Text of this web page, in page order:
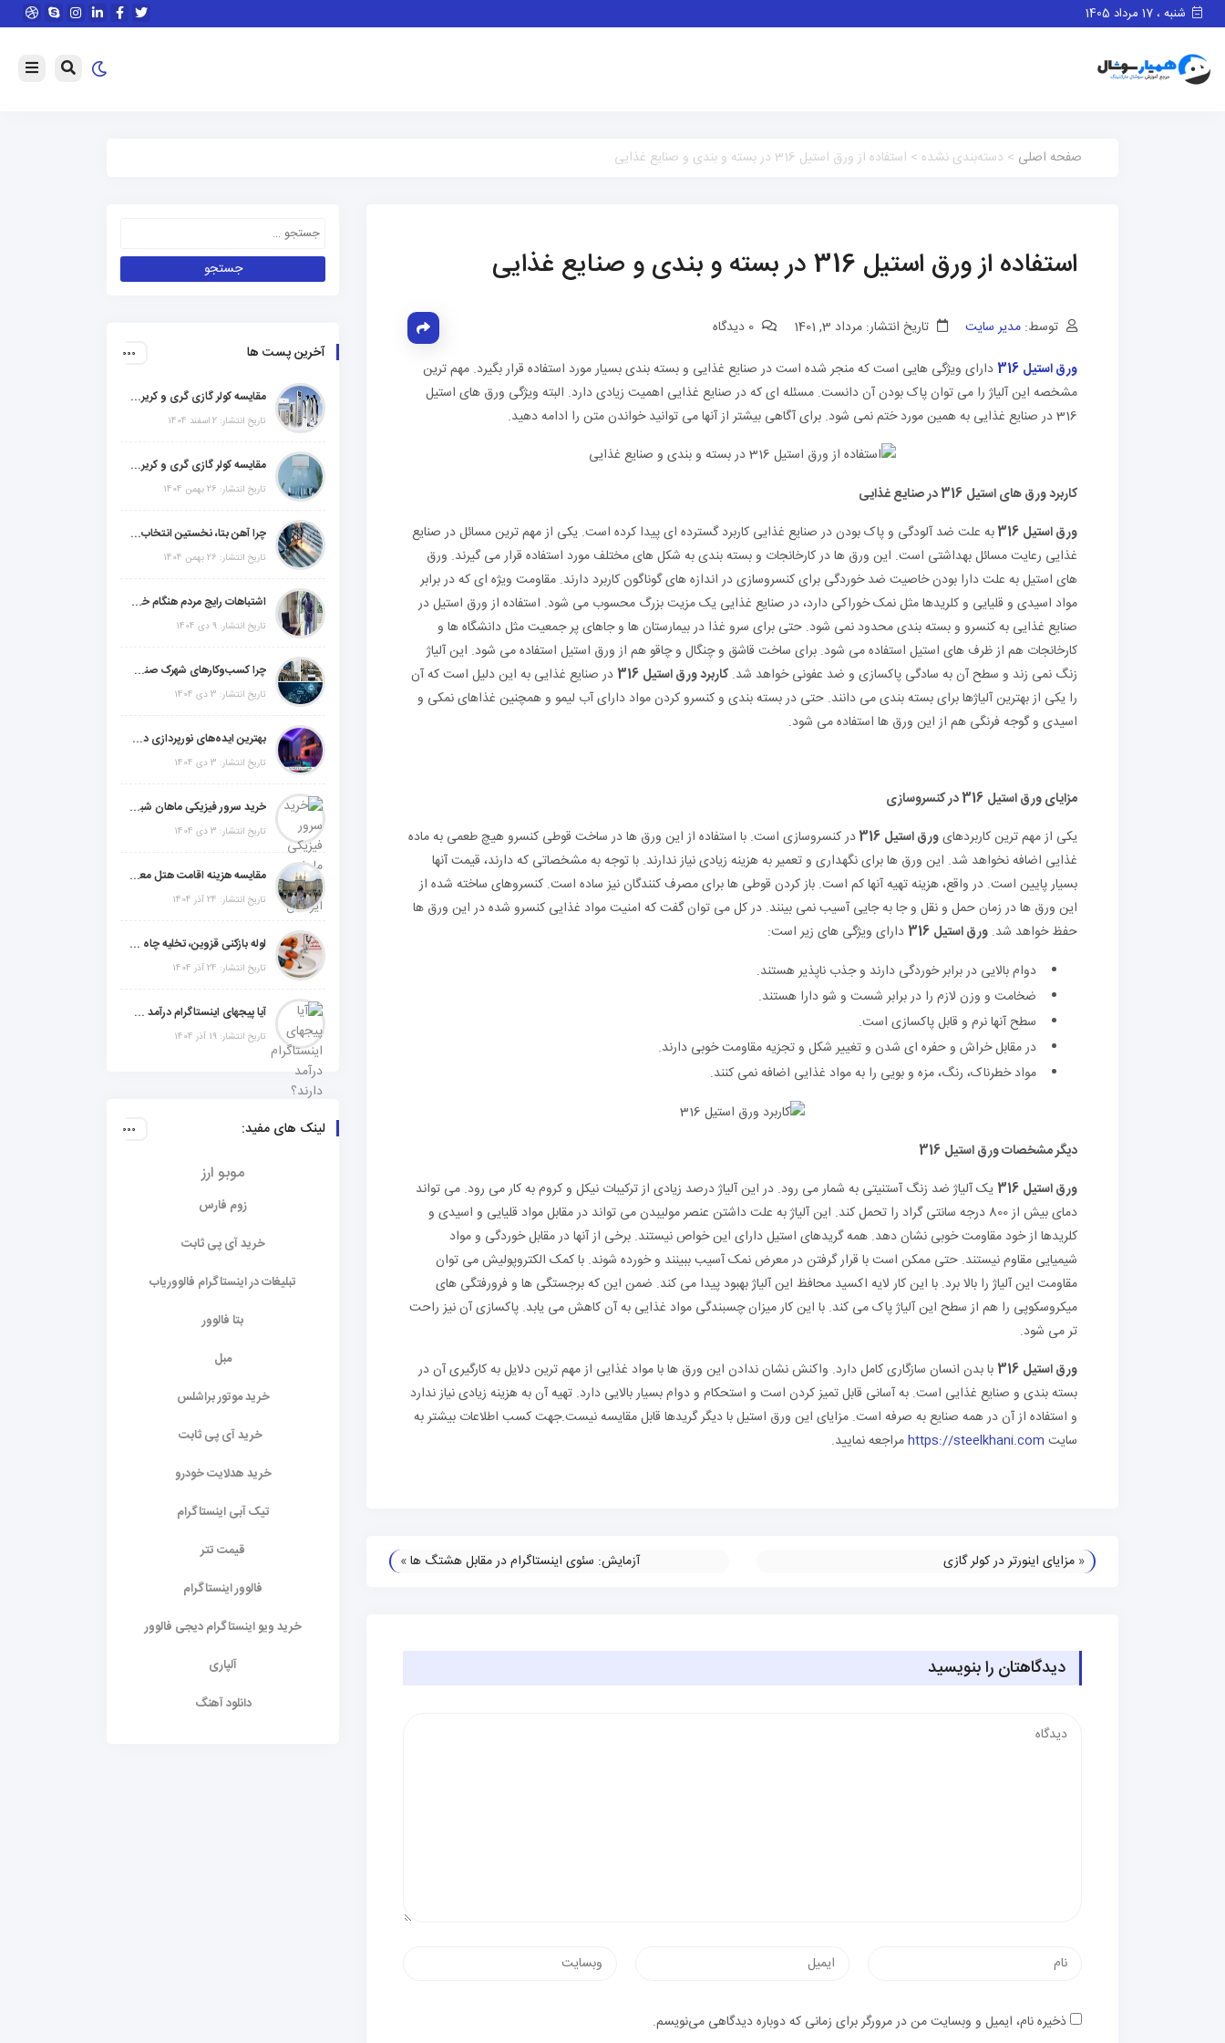
شنبه ، 17 مرداد 1405
صفحه اصلی > دسته‌بندی نشده > استفاده از ورق استیل 316 در بسته و بندی و صنایع غذایی
استفاده از ورق استیل 316 در بسته و بندی و صنایع غذایی
توسط: مدیر سایت تاریخ انتشار: مرداد 3, 1401
ورق استیل 316
دارای ویژگی هایی است که منجر شده است در صنایع غذایی و بسته بندی بسیار مورد استفاده قرار بگیرد. مهم ترین
مشخصه این آلیاژ را می توان پاک بودن آن دانست. مسئله ای که در صنایع غذایی اهمیت زیادی دارد. البته ویژگی ورق های استیل
316 در صنایع غذایی به همین مورد ختم نمی شود. برای آگاهی بیشتر از آنها می توانید خواندن متن را ادامه دهید.
کاربرد ورق های استیل 316 در صنایع غذایی
ورق استیل 316
به علت ضد آلودگی و پاک بودن در صنایع غذایی کاربرد گسترده ای پیدا کرده است. یکی از مهم ترین مسائل در صنایع
غذایی رعایت مسائل بهداشتی است. این ورق ها در کارخانجات و بسته بندی به شکل های مختلف مورد استفاده قرار می گیرند. ورق
های استیل به علت دارا بودن خاصیت ضد خوردگی برای کنسروسازی در اندازه های گوناگون کاربرد دارند. مقاومت ویژه ای که در برابر
مواد اسیدی و قلیایی و کلریدها مثل نمک خوراکی دارد، در صنایع غذایی یک مزیت بزرگ محسوب می شود. استفاده از ورق استیل در
صنایع غذایی به کنسرو و بسته بندی محدود نمی شود. حتی برای سرو غذا در بیمارستان ها و جاهای پر جمعیت مثل دانشگاه ها و
کارخانجات هم از ظرف های استیل استفاده می شود. برای ساخت قاشق و چنگال و چاقو هم از ورق استیل استفاده می شود. این آلیاژ
زنگ نمی زند و سطح آن به سادگی پاکسازی و ضد عفونی خواهد شد.کاربرد ورق استیل 316
در صنایع غذایی به این دلیل است که آن
را یکی از بهترین آلیاژها برای بسته بندی می دانند. حتی در بسته بندی و کنسرو کردن مواد دارای آب لیمو و همچنین غذاهای نمکی و
اسیدی و گوجه فرنگی هم از این ورق ها استفاده می شود.
مزایای ورق استیل 316 در کنسروسازی
یکی از مهم ترین کاربردهایورق استیل 316
در کنسروسازی است. با استفاده از این ورق ها در ساخت قوطی کنسرو هیچ طعمی به ماده
غذایی اضافه نخواهد شد. این ورق ها برای نگهداری و تعمیر به هزینه زیادی نیاز ندارند. با توجه به مشخصاتی که دارند، قیمت آنها
بسیار پایین است. در واقع، هزینه تهیه آنها کم است. باز کردن قوطی ها برای مصرف کنندگان نیز ساده است. کنسروهای ساخته شده از
این ورق ها در زمان حمل و نقل و جا به جایی آسیب نمی بینند. در کل می توان گفت که امنیت مواد غذایی کنسرو شده در این ورق ها
حفظ خواهد شد. ورق استیل 316
دارای ویژگی های زیر است:
دوام بالایی در برابر خوردگی دارند و جذب ناپذیر هستند.
ضخامت و وزن لازم را در برابر شست و شو دارا هستند.
سطح آنها نرم و قابل پاکسازی است.
در مقابل خراش و حفره ای شدن و تغییر شکل و تجزیه مقاومت خوبی دارند.
مواد خطرناک، رنگ، مزه و بویی را به مواد غذایی اضافه نمی کنند.
دیگر مشخصات ورق استیل 316
ورق استیل 316
یک آلیاژ ضد زنگ آستنیتی به شمار می رود. در این آلیاژ درصد زیادی از ترکیبات نیکل و کروم به کار می رود. می تواند
دمای بیش از 800 درجه سانتی گراد را تحمل کند. این آلیاژ به علت داشتن عنصر مولیبدن می تواند در مقابل مواد قلیایی و اسیدی و
کلریدها از خود مقاومت خوبی نشان دهد. همه گریدهای استیل دارای این خواص نیستند. برخی از آنها در مقابل خوردگی و مواد
شیمیایی مقاوم نیستند. حتی ممکن است با قرار گرفتن در معرض نمک آسیب ببینند و خورده شوند. با کمک الکتروپولیش می توان
مقاومت این آلیاژ را بالا برد. با این کار لایه اکسید محافظ این آلیاژ بهبود پیدا می کند. ضمن این که برجستگی ها و فرورفتگی های
میکروسکوپی را هم از سطح این آلیاژ پاک می کند. با این کار میزان چسبندگی مواد غذایی به آن کاهش می یابد. پاکسازی آن نیز راحت
تر می شود.
ورق استیل 316
با بدن انسان سازگاری کامل دارد. واکنش نشان ندادن این ورق ها با مواد غذایی از مهم ترین دلایل به کارگیری آن در
بسته بندی و صنایع غذایی است. به آسانی قابل تمیز کردن است و استحکام و دوام بسیار بالایی دارد. تهیه آن به هزینه زیادی نیاز ندارد
و استفاده از آن در همه صنایع به صرفه است. مزایای این ورق استیل با دیگر گریدها قابل مقایسه نیست.جهت کسب اطلاعات بیشتر به
سایت https://steelkhani.comمراجعه نمایید.
« مزایای اینورتر در کولر گازی آزمایش: سئوی اینستاگرام در مقابل هشتگ ها»
دیدگاهتان را بنویسید
ذخیره نام، ایمیل و وبسایت من در مرورگر برای زمانی که دوباره دیدگاهی می‌نویسم.
آخرین پست ها
مقایسه کولر گازی گری و کریر و ال جی و جنرال گلد و هایسنس و مدیا و اجنرال
تاریخ انتشار: 2 اسفند 1404
مقایسه کولر گازی گری و کریر و ال جی و جنرال گلد و جنرال شکار و سامسونگ و یونیوا
تاریخ انتشار: 26 بهمن 1404
چرا آهن بتا، نخستین انتخاب برای گل میخ عرشه فولادی در ایران است؟
تاریخ انتشار: 26 بهمن 1404
اشتباهات رایج مردم هنگام خرید دزدگیر منزل
تاریخ انتشار: 9 دی 1404
چرا کسب‌وکارهای شهرک صنعتی چهاردانگه فوراً به طراحی سایت نیاز دارند؟
تاریخ انتشار: 3 دی 1404
بهترین ایده‌های نورپردازی دکوراتیو با ال ای دی برای منزل، فروشگاه و دفتر کار
تاریخ انتشار: 3 دی 1404
خرید سرور فیزیکی ماهان شبکه ایرانیان
تاریخ انتشار: 3 دی 1404
مقایسه هزینه اقامت هتل معمولی، میان‌رده یا 5 ستاره در سفر زیارتی عراق
تاریخ انتشار: 24 آذر 1404
لوله بازکنی قزوین، تخلیه چاه و خدمات تخصصی لوله‌کشی و تشخیص ترکیدگی
تاریخ انتشار: 24 آذر 1404
آیا پیجهای اینستاگرام درآمد دارند؟ راز موفقیت با استراتژی هوشمندانه
تاریخ انتشار: 19 آذر 1404
لینک های مفید:
موبو ارز
زوم فارس
خرید آی پی ثابت
تبلیغات در اینستاگرام فالووریاب
بتا فالوور
مبل
خرید موتور براشلس
خرید آی پی ثابت
خرید هدلایت خودرو
تیک آبی اینستاگرام
قیمت تتر
فالوور اینستاگرام
خرید ویو اینستاگرام دیجی فالوور
آلپاری
دانلود آهنگ